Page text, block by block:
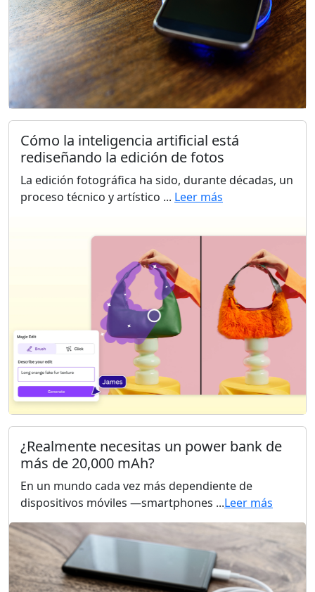
Cómo la inteligencia artificial está
rediseñando la edición de fotos
La edición fotográfica ha sido, durante décadas, un
proceso técnico y artístico ... Leer más
¿Realmente necesitas un power bank de
más de 20,000 mAh?
En un mundo cada vez más dependiente de
dispositivos móviles —smartphones ...Leer más